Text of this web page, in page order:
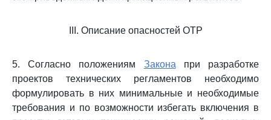
III. Описание опасностей ОТР
5. Согласно положениям Закона при разработке
проектов технических регламентов необходимо
формулировать в них минимальные и необходимые
требования и по возможности избегать включения в